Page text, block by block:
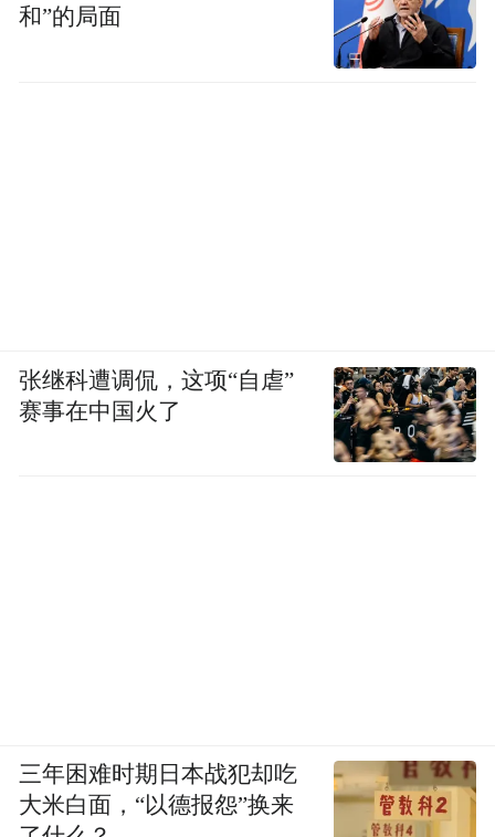
和”的局面
张继科遭调侃，这项“自虐”
赛事在中国火了
三年困难时期日本战犯却吃
大米白面，“以德报怨”换来